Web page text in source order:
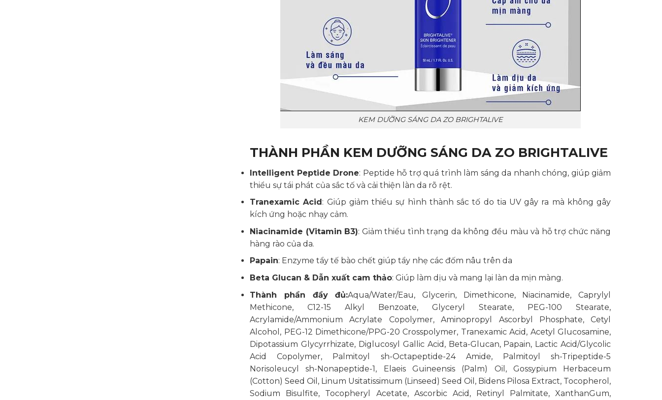
KEM DƯỠNG SÁNG DA ZO BRIGHTALIVE
THÀNH PHẦN KEM DƯỠNG SÁNG DA ZO BRIGHTALIVE
Intelligent Peptide Drone: Peptide hỗ trợ quá trình làm sáng da nhanh chóng, giúp giảm
thiểu sự tái phát của sắc tố và cải thiện làn da rõ rệt.
Tranexamic Acid : Giúp giảm thiểu sự hình thành sắc tố do tia UV gây ra mà không gây
kích ứng hoặc nhạy cảm.
Niacinamide (Vitamin B3): Giảm thiểu tình trạng da không đều màu và hỗ trợ chức năng
hàng rào của da.
Papain: Enzyme tẩy tế bào chết giúp tẩy nhẹ các đốm nâu trên da
Beta Glucan & Dẫn xuất cam thảo: Giúp làm dịu và mang lại làn da mịn màng.
Thành phần đầy đủ:Aqua/Water/Eau, Glycerin, Dimethicone, Niacinamide, Caprylyl
Methicone, C12-15 Alkyl Benzoate, Glyceryl Stearate, PEG-100 Stearate,
Acrylamide/Ammonium Acrylate Copolymer, Aminopropyl Ascorbyl Phosphate, Cetyl
Alcohol, PEG-12 Dimethicone/PPG-20 Crosspolymer, Tranexamic Acid, Acetyl Glucosamine,
Dipotassium Glycyrrhizate, Diglucosyl Gallic Acid, Beta-Glucan, Papain, Lactic Acid/Glycolic
Acid Copolymer, Palmitoyl sh-Octapeptide-24 Amide, Palmitoyl sh-Tripeptide-5
Norisoleucyl sh-Nonapeptide-1, Elaeis Guineensis (Palm) Oil, Gossypium Herbaceum
(Cotton) Seed Oil, Linum Usitatissimum (Linseed) Seed Oil, Bidens Pilosa Extract, Tocopherol,
Sodium Bisulfite, Tocopheryl Acetate, Ascorbic Acid, Retinyl Palmitate, XanthanGum,